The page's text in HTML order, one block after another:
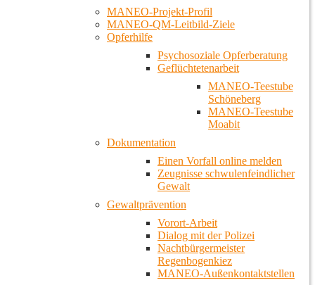
MANEO-Projekt-Profil
MANEO-QM-Leitbild-Ziele
Opferhilfe
Psychosoziale Opferberatung
Geflüchtetenarbeit
MANEO-Teestube
Schöneberg
MANEO-Teestube
Moabit
Dokumentation
Einen Vorfall online melden
Zeugnisse schwulenfeindlicher
Gewalt
Gewaltprävention
Vorort-Arbeit
Dialog mit der Polizei
Nachtbürgermeister
Regenbogenkiez
MANEO-Außenkontaktstellen